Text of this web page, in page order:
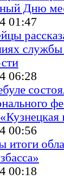
Дню
01:47
06:28
00:56
итоги
00:18